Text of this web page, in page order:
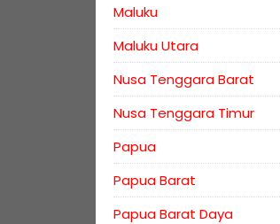
Maluku
Maluku Utara
Nusa Tenggara Barat
Nusa Tenggara Timur
Papua
Papua Barat
Papua Barat Daya